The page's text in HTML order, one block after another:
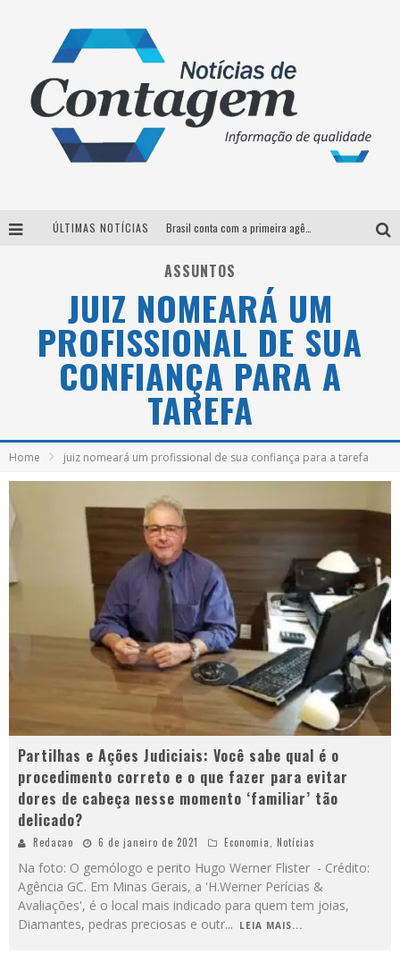
ÚLTIMAS NOTÍCIAS
Votação para o concurso Rainha do Pedro Leopoldo Rodeio Show 2026 é liberada no G1
Suzy Brasil desembarca em Belo Horizonte nesta quinta-feira com o espetáculo “Uma Noite Horripilante”
ASSUNTOS
JUIZ NOMEARÁ UM
PROFISSIONAL DE SUA
CONFIANÇA PARA A
TAREFA
Home juiz nomeará um profissional de sua confiança para a tarefa
Partilhas e Ações Judiciais: Você sabe qual é o
procedimento correto e o que fazer para evitar
dores de cabeça nesse momento ‘familiar’ tão
delicado?
Redacao 6 de janeiro de 2021 Economia, Notícias
Na foto: O gemólogo e perito Hugo Werner Flister - Crédito:
Agência GC. Em Minas Gerais, a 'H.Werner Perícias &
Avaliações', é o local mais indicado para quem tem joias,
Diamantes, pedras preciosas e outr... LEIA MAIS...